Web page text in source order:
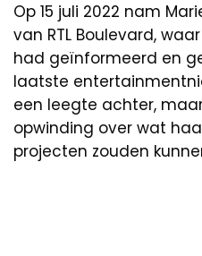
Op 15 juli 2022 nam
van RTL Boulevard,
had geïnformeerd en
laatste
een leegte achter,
opwinding over wat
projecten zouden